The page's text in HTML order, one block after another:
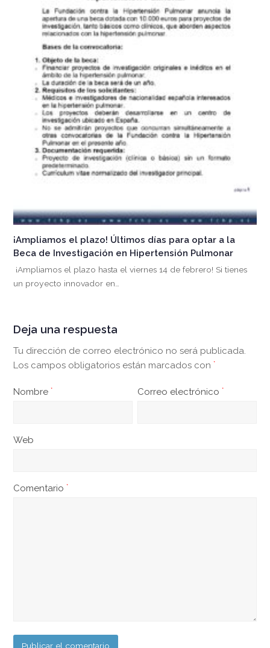
¡Ampliamos el plazo! Últimos días para optar a la
Beca de Investigación en Hipertensión Pulmonar
¡Ampliamos el plazo hasta el viernes 14 de febrero! Si tienes
un proyecto innovador en…
Deja una respuesta
Tu dirección de correo electrónico no será publicada.
Los campos obligatorios están marcados con*
Nombre* Correo electrónico*
Web
Comentario*